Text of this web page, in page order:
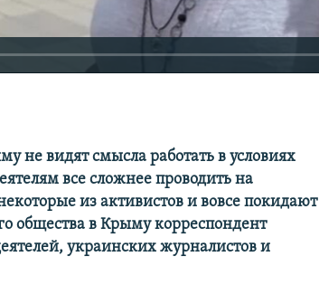
не видят смысла работать в условиях
все сложнее проводить на
из активистов и вовсе покидают
общества в Крыму корреспондент
украинских журналистов и